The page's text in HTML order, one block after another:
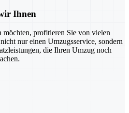
Ihnen
möchten, profitieren Sie von vielen
nur einen Umzugsservice, sondern
die Ihren Umzug noch